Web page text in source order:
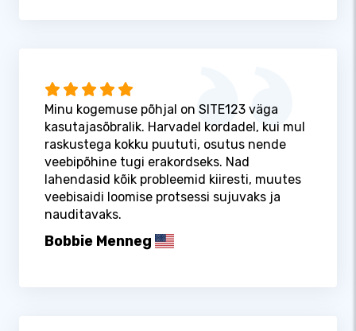
Minu kogemuse põhjal on SITE123 väga
kasutajasõbralik. Harvadel kordadel, kui mul
raskustega kokku puututi, osutus nende
veebipõhine tugi erakordseks. Nad
lahendasid kõik probleemid kiiresti, muutes
veebisaidi loomise protsessi sujuvaks ja
nauditavaks.
Bobbie Menneg